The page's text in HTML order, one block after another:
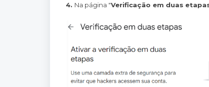
4. Na página "Verificação em duas